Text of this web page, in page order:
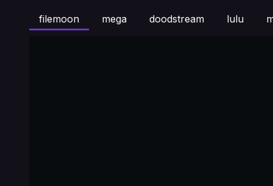
filemoon mega doodstream lulu